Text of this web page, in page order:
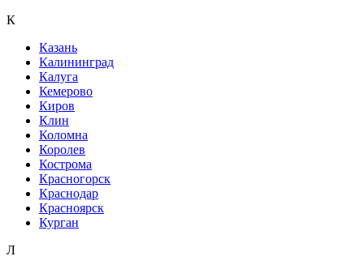
К
Казань
Калининград
Калуга
Кемерово
Киров
Клин
Коломна
Королев
Кострома
Красногорск
Краснодар
Красноярск
Курган
Л